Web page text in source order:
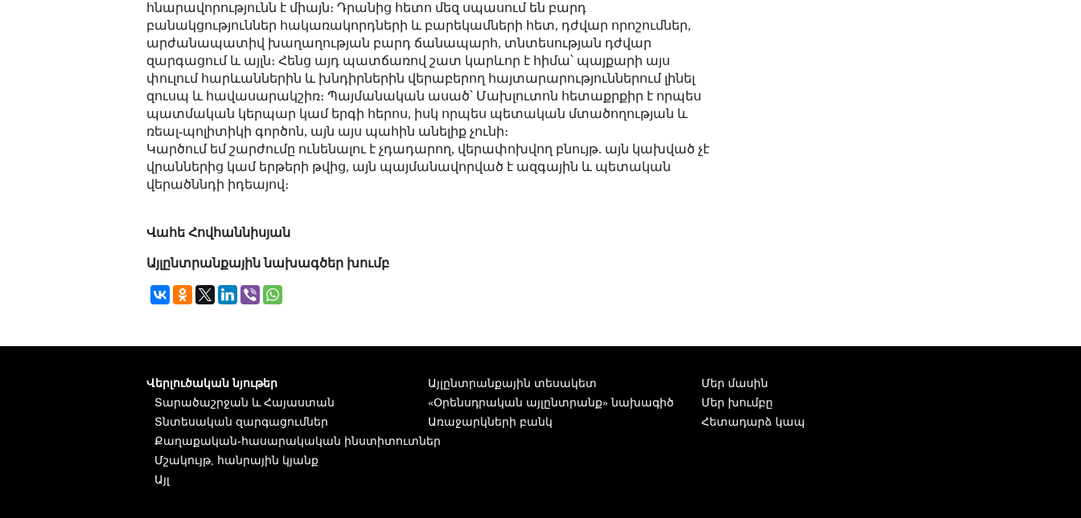
հնարավորությունն է միայն։ Դրանից հետո մեզ սպասում են բարդ
բանակցություններ հակառակորդների և բարեկամների հետ, դժվար որոշումներ,
արժանապատիվ խաղաղության բարդ ճանապարհ, տնտեսության դժվար
զարգացում և այլն։ Հենց այդ պատճառով շատ կարևոր է հիմա՝ պայքարի այս
փուլում հարևաններին և խնդիրներին վերաբերող հայտարարություններում լինել
զուսպ և հավասարակշիռ։ Պայմանական ասած՝ Մախլուտոն հետաքրքիր է որպես
պատմական կերպար կամ երգի հերոս, իսկ որպես պետական մտածողության և
ռեալ-պոլիտիկի գործոն, այն այս պահին անելիք չունի։
Կարծում եմ շարժումը ունենալու է չդադարող, վերափոխվող բնույթ. այն կախված չէ
վրաններից կամ երթերի թվից, այն պայմանավորված է ազգային և պետական
վերածննդի իդեայով։
Վահե Հովհաննիսյան
Այլընտրանքային նախագծեր խումբ
Վերլուծական նյութեր
Տարածաշրջան և Հայաստան
Տնտեսական զարգացումներ
Քաղաքական-հասարակական ինստիտուտներ
Մշակույթ, հանրային կյանք
Այլ
Այլընտրանքային տեսակետ
«Օրենսդրական այլընտրանք» նախագիծ
Առաջարկների բանկ
Մեր մասին
Մեր խումբը
Հետադարձ կապ